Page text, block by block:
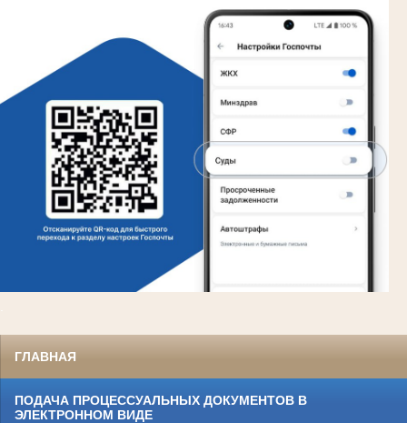
ГЛАВНАЯ
ПОДАЧА ПРОЦЕССУАЛЬНЫХ ДОКУМЕНТОВ В
ЭЛЕКТРОННОМ ВИДЕ